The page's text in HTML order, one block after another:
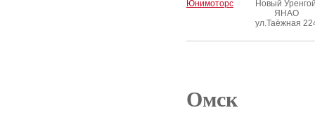
Юнимоторс
Новый
ЯНАО
ул.Таёжная
Омск